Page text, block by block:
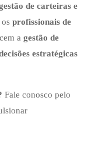
de carteiras e
os profissionais de
a gestão de
estratégicas
Fale conosco pelo